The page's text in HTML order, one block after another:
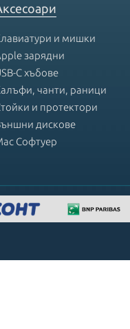
и мишки
зарядни
C хъбове
чанти, раници
и протектори
дискове
Софтуер